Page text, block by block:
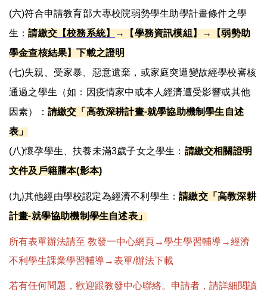
(六)符合申請教育部大專校院弱勢學生助學計畫條件之學
生：請繳交 【校務系統】
→【學務資訊模組】→【弱勢助
學金查核結果】下載之證明
(七)失親、受家暴、惡意遺棄，或家庭突遭變故經學校審核
通過之學生（如：因疫情家中或本人經濟遭受影響或其他
因素）： 請繳交「高教深耕計畫-就學協助機制學生自述
表」
(八)懷孕學生、扶養未滿3歲子女之學生： 請繳交相關證明
文件及戶籍謄本(影本)
(九)其他經由學校認定為經濟不利學生：請繳交「高教深耕
計畫-就學協助機制學生自述表」
所有表單辦法請至 教發一中心網頁→學生學習輔導→經濟
不利學生課業學習輔導→表單/辦法下載
若有任何問題，歡迎跟教發中心聯絡。申請者，請詳細閱讀